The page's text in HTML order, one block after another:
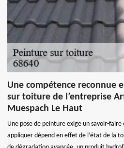
Une compétence reconnue
sur toiture de l’entreprise
Muespach Le Haut
Une pose de peinture exige un savoir-
appliquer dépend en effet de l’état de la